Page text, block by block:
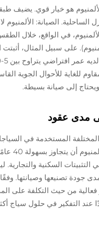
هو خيار قوي. يضيف
الصيانة: الألمنيوم
في الواقع، خلال
على سبيل المثال،
للغاية للأحوال الجوية
إلى صيانة بسيطة.
مدى عقود
المستخدمة في
حيث
السكنية
عامًا بناءً على مدى جودة تصنيعها
فعالية من حيث التكلفة
عند التفكير في حلول سياج